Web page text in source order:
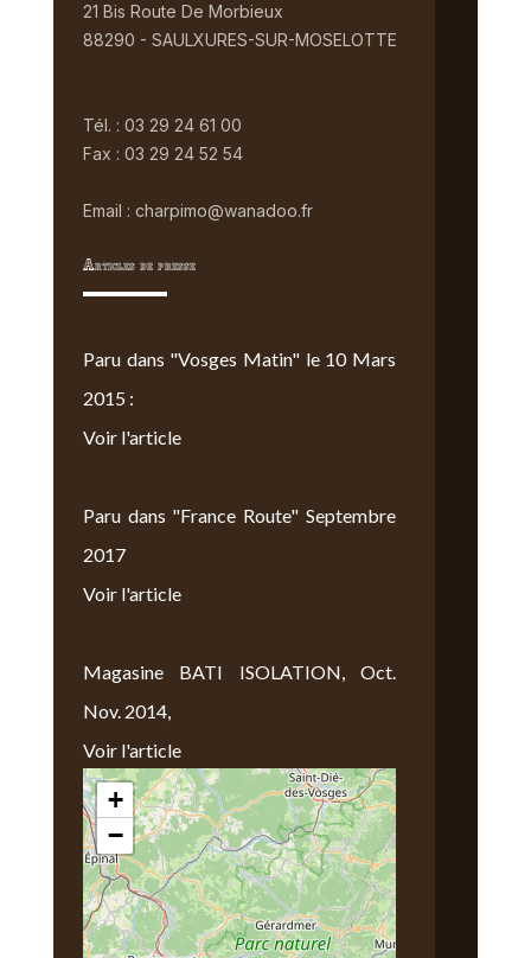
21 Bis Route De Morbieux
88290 - SAULXURES-SUR-MOSELOTTE
Tél. : 03 29 24 61 00
Fax : 03 29 24 52 54
Email : charpimo@wanadoo.fr
Articles de presse
Paru dans "Vosges Matin" le 10 Mars
2015 :
Voir l'article
Paru dans "France Route" Septembre
2017
Voir l'article
Magasine BATI ISOLATION, Oct.
Nov. 2014,
Voir l'article
Nous Trouver
+
−